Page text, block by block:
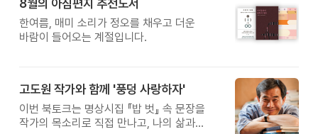
8월의 아침편지 추천도서
한여름, 매미 소리가 정오를 채우고 더운
바람이 들어오는 계절입니다.
고도원 작가와 함께 '풍덩 사랑하자'
이번 북토크는 명상시집 『밥 벗』 속 문장을
작가의 목소리로 직접 만나고, 나의 삶과